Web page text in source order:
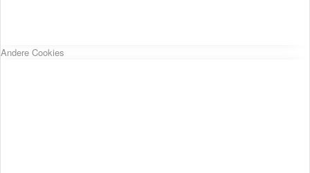
Andere Cookies